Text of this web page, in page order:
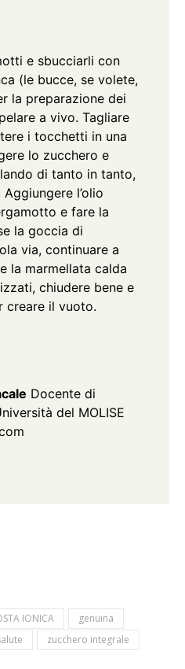
e sbucciarli con
(le bucce, se volete,
la preparazione dei
a vivo. Tagliare
i tocchetti in una
lo zucchero e
di tanto in tanto,
Aggiungere l’olio
e fare la
la goccia di
via, continuare a
la marmellata calda
chiudere bene e
creare il vuoto.
Docente di
del MOLISE
IONICA
genuina
zucchero integrale